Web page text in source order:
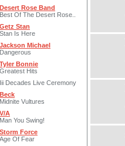
Desert Rose Band
Best Of The Desert Rose..
Getz Stan
Stan Is Here
Jackson Michael
Dangerous
Tyler Bonnie
Greatest Hits
Iii Decades Live Ceremony
Beck
Midnite Vultures
V/A
Man You Swing!
Storm Force
Age Of Fear